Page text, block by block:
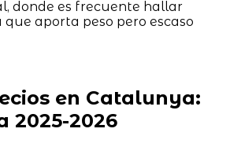
donde es frecuente hallar
aporta peso pero escaso
en Catalunya:
2025-2026